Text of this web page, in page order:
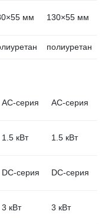
мм 130×55 мм
полиуретан
AC-серия AC-серия
1.5 кВт 1.5 кВт
DC-серия DC-серия
3 кВт 3 кВт